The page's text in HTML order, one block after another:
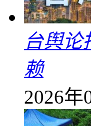
台舆论
赖
2026年